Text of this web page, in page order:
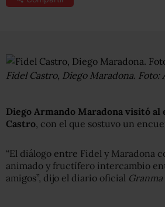
Fidel Castro, Diego Maradona. Foto:
Diego Armando Maradona visitó
Castro, con el que sostuvo un
“El diálogo entre Fidel y Maradona
animado y fructífero intercambio
amigos”, dijo el diario oficial Granma